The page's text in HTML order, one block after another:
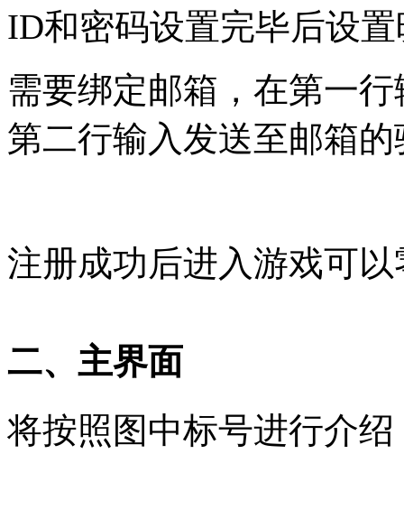
ID和密码设置完毕后设
需要绑定邮箱，在第一
第二行输入发送至邮箱
注册成功后进入游戏可
二、主界面
将按照图中标号进行介绍